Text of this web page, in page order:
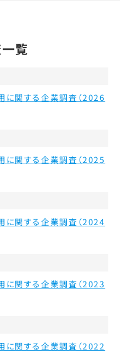
覧
に関する企業調査（2026
に関する企業調査（2025
に関する企業調査（2024
に関する企業調査（2023
に関する企業調査（2022